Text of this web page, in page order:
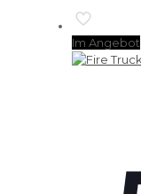
Im Angebot